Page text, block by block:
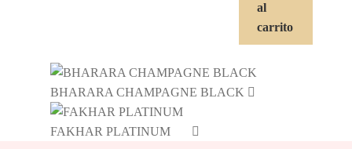
al
carrito
BHARARA CHAMPAGNE BLACK
FAKHAR PLATINUM